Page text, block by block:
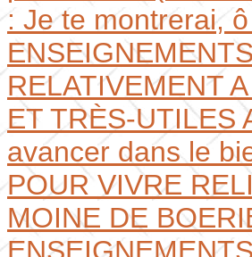
: Je te montrerai,
ENSEIGNEMENTS
RELATIVEMENT
ET TRÈS-UTILES
avancer dans le
POUR VIVRE
MOINE DE